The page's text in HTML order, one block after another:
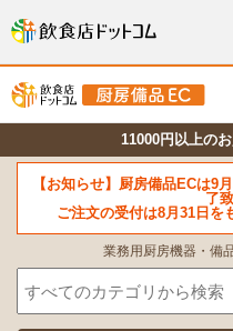
11000円以上の
【お知らせ】厨房備品ECは9
了
ご注文の受付は8月31日を
業務用厨房機器・備